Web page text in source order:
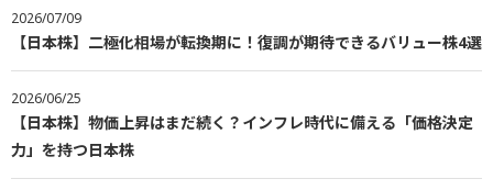
2026/07/09
【日本株】二極化相場が転換期に！復調が期待できるバリュー株4選
2026/06/25
【日本株】物価上昇はまだ続く？インフレ時代に備える「価格決定
力」を持つ日本株